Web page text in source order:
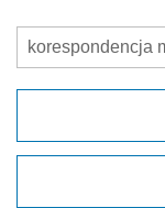
korespondencja